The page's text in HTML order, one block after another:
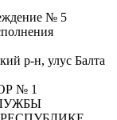
№ 5
р-н, улус Балта
№ 1